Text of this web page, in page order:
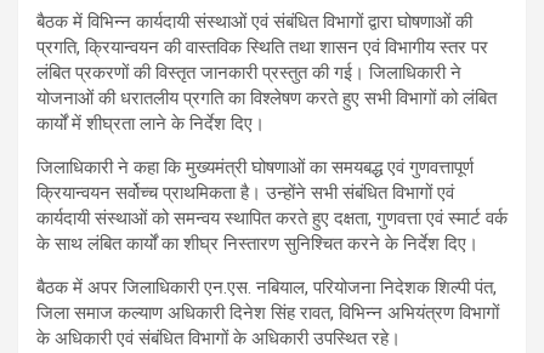
बैठक में विभिन्न कार्यदायी संस्थाओं एवं संबंधित विभागों द्वारा घोषणाओं की
प्रगति, क्रियान्वयन की वास्तविक स्थिति तथा शासन एवं विभागीय स्तर पर
लंबित प्रकरणों की विस्तृत जानकारी प्रस्तुत की गई। जिलाधिकारी ने
योजनाओं की धरातलीय प्रगति का विश्लेषण करते हुए सभी विभागों को लंबित
कार्यों में शीघ्रता लाने के निर्देश दिए।
जिलाधिकारी ने कहा कि मुख्यमंत्री घोषणाओं का समयबद्ध एवं गुणवत्तापूर्ण
क्रियान्वयन सर्वोच्च प्राथमिकता है। उन्होंने सभी संबंधित विभागों एवं
कार्यदायी संस्थाओं को समन्वय स्थापित करते हुए दक्षता, गुणवत्ता एवं स्मार्ट वर्क
के साथ लंबित कार्यों का शीघ्र निस्तारण सुनिश्चित करने के निर्देश दिए।
बैठक में अपर जिलाधिकारी एन.एस. नबियाल, परियोजना निदेशक शिल्पी पंत,
जिला समाज कल्याण अधिकारी दिनेश सिंह रावत, विभिन्न अभियंत्रण विभागों
के अधिकारी एवं संबंधित विभागों के अधिकारी उपस्थित रहे।